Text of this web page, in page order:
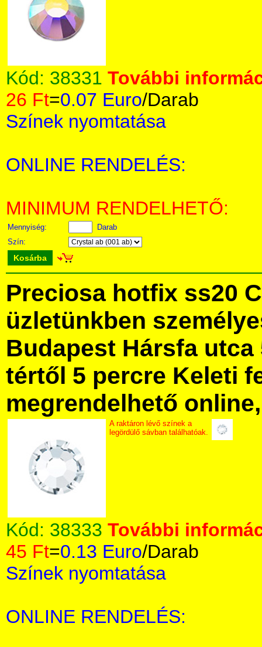
Kód: 38331 További
26 Ft=0.07 Euro/Darab
Színek nyomtatása
ONLINE RENDELÉS:
MINIMUM RENDELHETŐ:
Mennyiség:
Darab
Szín:
Kosárba
Preciosa hotfix ss20
üzletünkben
Budapest Hársfa utca
tértől 5 percre Keleti
megrendelhető
A raktáron lévő színek a
legördülő sávban találhatóak.
Kód: 38333 További
45 Ft=0.13 Euro/Darab
Színek nyomtatása
ONLINE RENDELÉS: